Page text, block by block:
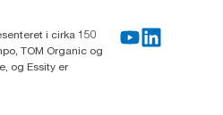
i cirka 150
TOM Organic og
og Essity er